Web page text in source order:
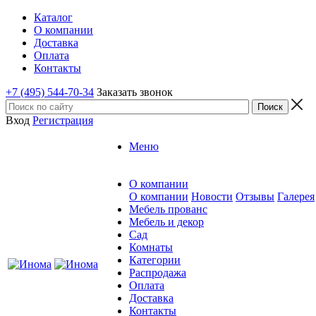
Каталог
О компании
Доставка
Оплата
Контакты
+7 (495) 544-70-34 Заказать звонок
Вход Регистрация
Меню
О компании
О компании Новости Отзывы Галерея
Мебель прованс
Мебель и декор
Сад
Комнаты
Категории
Распродажа
Оплата
Доставка
Контакты